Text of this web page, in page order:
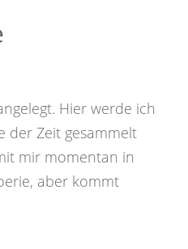
Hier werde ich
der Zeit gesammelt
mir momentan in
aber kommt